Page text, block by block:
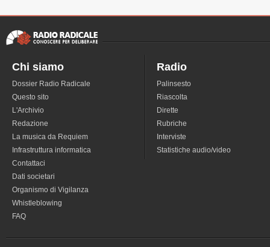
Chi siamo
Dossier Radio Radicale
Questo sito
L'Archivio
Redazione
La musica da Requiem
Infrastruttura informatica
Contattaci
Dati societari
Organismo di Vigilanza
Whistleblowing
FAQ
Radio
Palinsesto
Riascolta
Dirette
Rubriche
Interviste
Statistiche audio/video